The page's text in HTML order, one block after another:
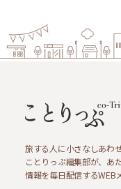
旅する人に小さなしあわ
ことりっぷ編集部が、あ
情報を毎日配信するWEB